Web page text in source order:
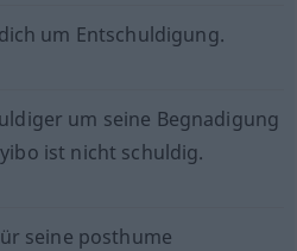
um Entschuldigung.
um seine Begnadigung
ist nicht schuldig.
seine posthume